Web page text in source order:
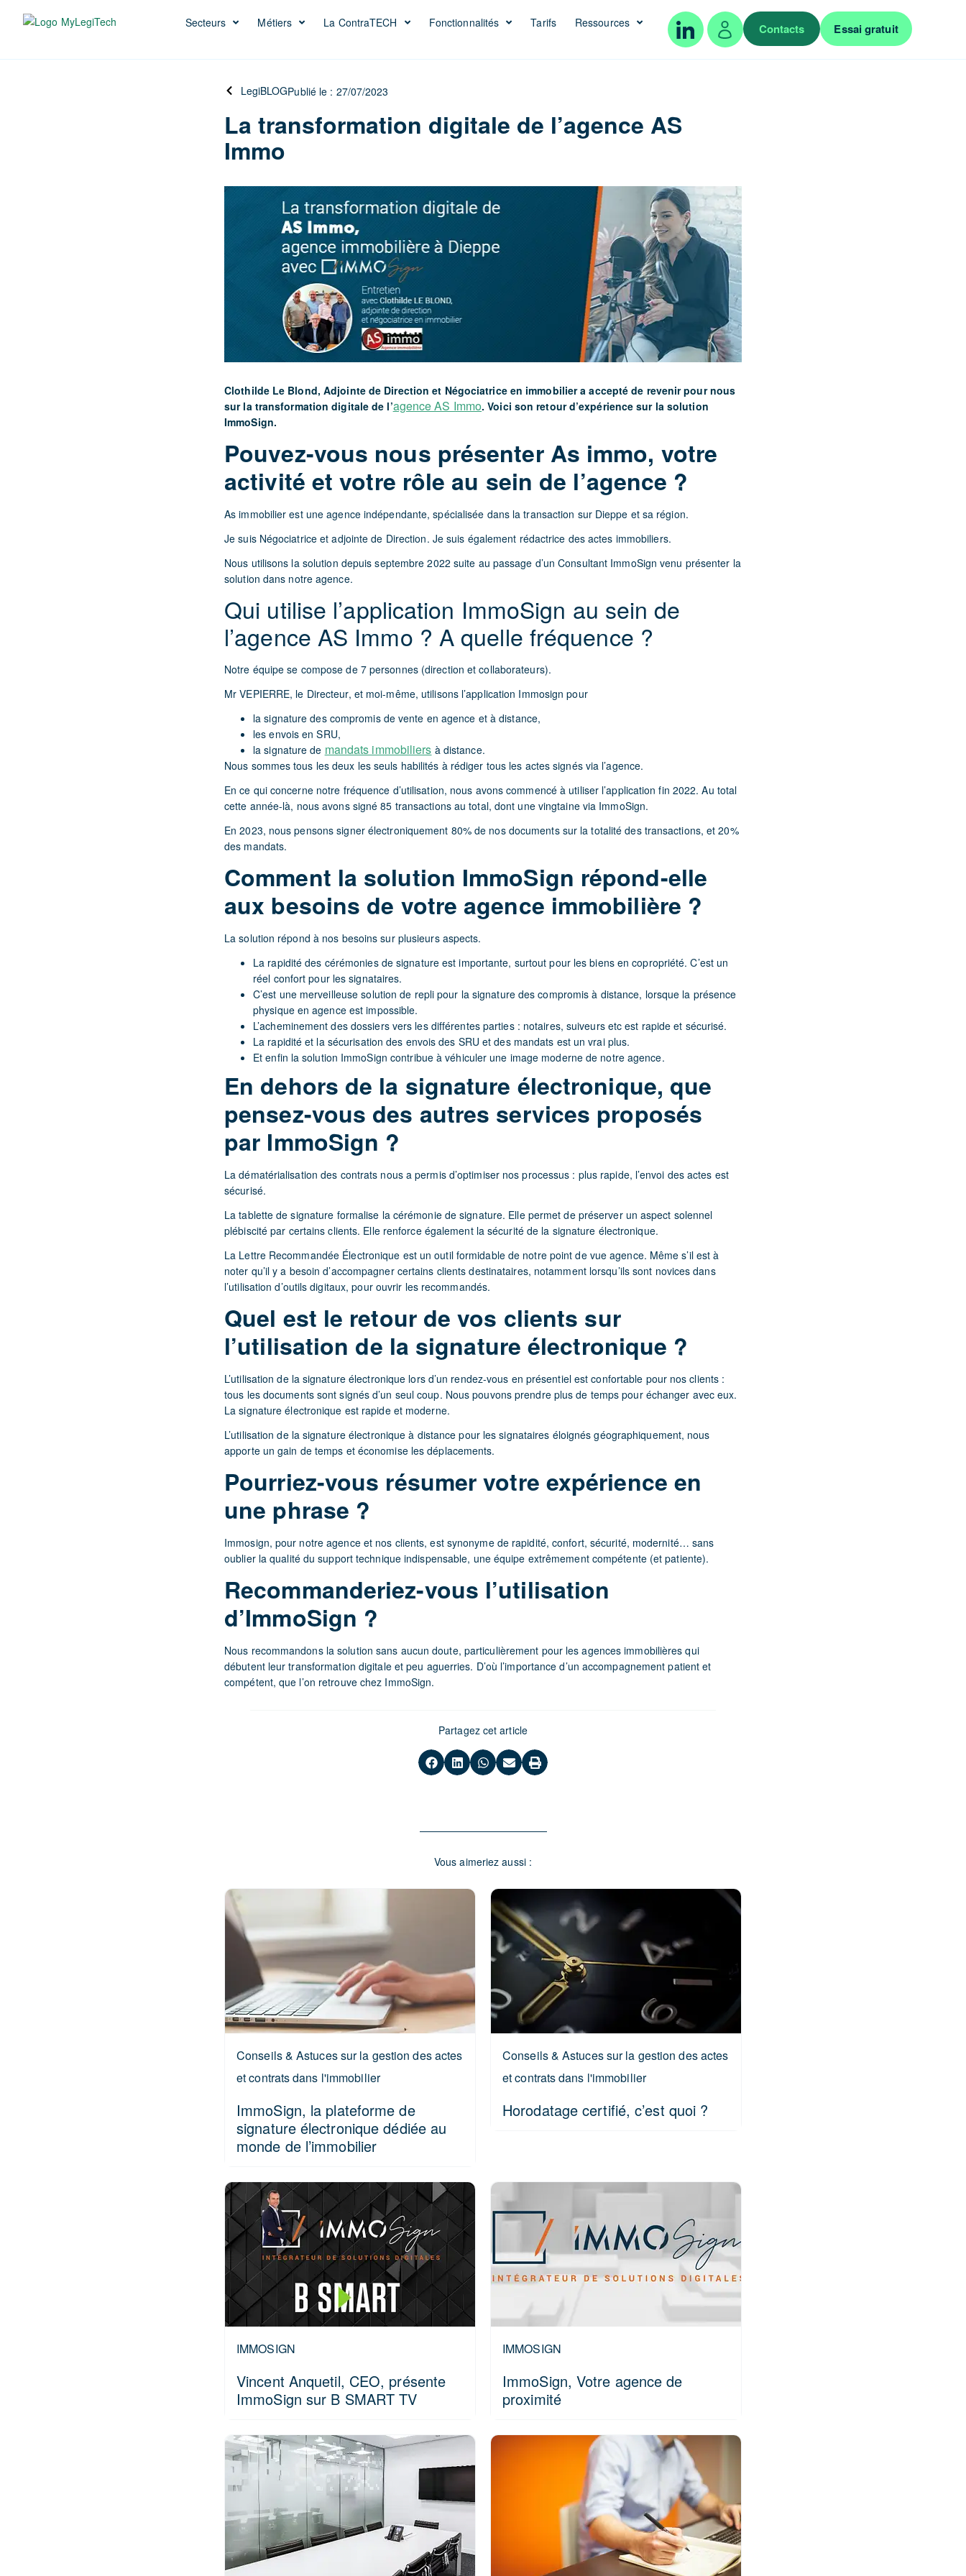
Secteurs Métiers La ContraTECH Fonctionnalités Tarifs Ressources Contacts Essai gratuit
LegiBLOGPublié le : 27/07/2023
La transformation digitale de l’agence AS
Immo
Clothilde Le Blond, Adjointe de Direction et Négociatrice en immobilier a accepté de revenir pour nous
sur la transformation digitale de l’agence AS Immo. Voici son retour d’expérience sur la solution
ImmoSign.
Pouvez-vous nous présenter As immo, votre
activité et votre rôle au sein de l’agence ?
As immobilier est une agence indépendante, spécialisée dans la transaction sur Dieppe et sa région.
Je suis Négociatrice et adjointe de Direction. Je suis également rédactrice des actes immobiliers.
Nous utilisons la solution depuis septembre 2022 suite au passage d’un Consultant ImmoSign venu présenter la
solution dans notre agence.
Qui utilise l’application ImmoSign au sein de
l’agence AS Immo ? A quelle fréquence ?
Notre équipe se compose de 7 personnes (direction et collaborateurs).
Mr VEPIERRE, le Directeur, et moi-même, utilisons l’application Immosign pour
la signature des compromis de vente en agence et à distance,
les envois en SRU,
la signature de mandats immobiliers à distance.
Nous sommes tous les deux les seuls habilités à rédiger tous les actes signés via l’agence.
En ce qui concerne notre fréquence d’utilisation, nous avons commencé à utiliser l’application fin 2022. Au total
cette année-là, nous avons signé 85 transactions au total, dont une vingtaine via ImmoSign.
En 2023, nous pensons signer électroniquement 80% de nos documents sur la totalité des transactions, et 20%
des mandats.
Comment la solution ImmoSign répond-elle
aux besoins de votre agence immobilière ?
La solution répond à nos besoins sur plusieurs aspects.
La rapidité des cérémonies de signature est importante, surtout pour les biens en copropriété. C’est un
réel confort pour les signataires.
C’est une merveilleuse solution de repli pour la signature des compromis à distance, lorsque la présence
physique en agence est impossible.
L’acheminement des dossiers vers les différentes parties : notaires, suiveurs etc est rapide et sécurisé.
La rapidité et la sécurisation des envois des SRU et des mandats est un vrai plus.
Et enfin la solution ImmoSign contribue à véhiculer une image moderne de notre agence.
En dehors de la signature électronique, que
pensez-vous des autres services proposés
par ImmoSign ?
La dématérialisation des contrats nous a permis d’optimiser nos processus : plus rapide, l’envoi des actes est
sécurisé.
La tablette de signature formalise la cérémonie de signature. Elle permet de préserver un aspect solennel
plébiscité par certains clients. Elle renforce également la sécurité de la signature électronique.
La Lettre Recommandée Électronique est un outil formidable de notre point de vue agence. Même s’il est à
noter qu’il y a besoin d’accompagner certains clients destinataires, notamment lorsqu’ils sont novices dans
l’utilisation d’outils digitaux, pour ouvrir les recommandés.
Quel est le retour de vos clients sur
l’utilisation de la signature électronique ?
L’utilisation de la signature électronique lors d’un rendez-vous en présentiel est confortable pour nos clients :
tous les documents sont signés d’un seul coup. Nous pouvons prendre plus de temps pour échanger avec eux.
La signature électronique est rapide et moderne.
L’utilisation de la signature électronique à distance pour les signataires éloignés géographiquement, nous
apporte un gain de temps et économise les déplacements.
Pourriez-vous résumer votre expérience en
une phrase ?
Immosign, pour notre agence et nos clients, est synonyme de rapidité, confort, sécurité, modernité… sans
oublier la qualité du support technique indispensable, une équipe extrêmement compétente (et patiente).
Recommanderiez-vous l’utilisation
d’ImmoSign ?
Nous recommandons la solution sans aucun doute, particulièrement pour les agences immobilières qui
débutent leur transformation digitale et peu aguerries. D’où l’importance d’un accompagnement patient et
compétent, que l’on retrouve chez ImmoSign.
Partagez cet article
Vous aimeriez aussi :
Conseils & Astuces sur la gestion des actes
et contrats dans l'immobilier
ImmoSign, la plateforme de
signature électronique dédiée au
monde de l’immobilier
Conseils & Astuces sur la gestion des actes
et contrats dans l'immobilier
Horodatage certifié, c’est quoi ?
IMMOSIGN
Vincent Anquetil, CEO, présente
ImmoSign sur B SMART TV
IMMOSIGN
ImmoSign, Votre agence de
proximité